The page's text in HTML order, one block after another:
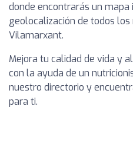
donde encontrarás un
geolocalización de todos
Vilamarxant.
Mejora tu calidad de vida y
con la ayuda de un
nuestro directorio y
para ti.